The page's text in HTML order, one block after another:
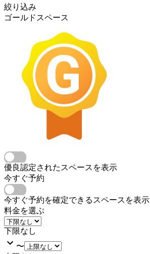
絞り込み
ゴールドスペース
優良認定されたスペースを表示
今すぐ予約
今すぐ予約を確定できるスペースを表示
料金を選ぶ
下限なし
〜